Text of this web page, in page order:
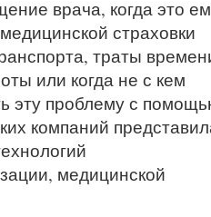
врача, когда это
страховки
траты
или когда не с кем
эту проблему с
компаний
медицинской